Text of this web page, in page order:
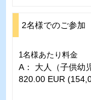
2名様でのご参加
1名様あたり料金
A： 大人（子供幼
820.00 EUR